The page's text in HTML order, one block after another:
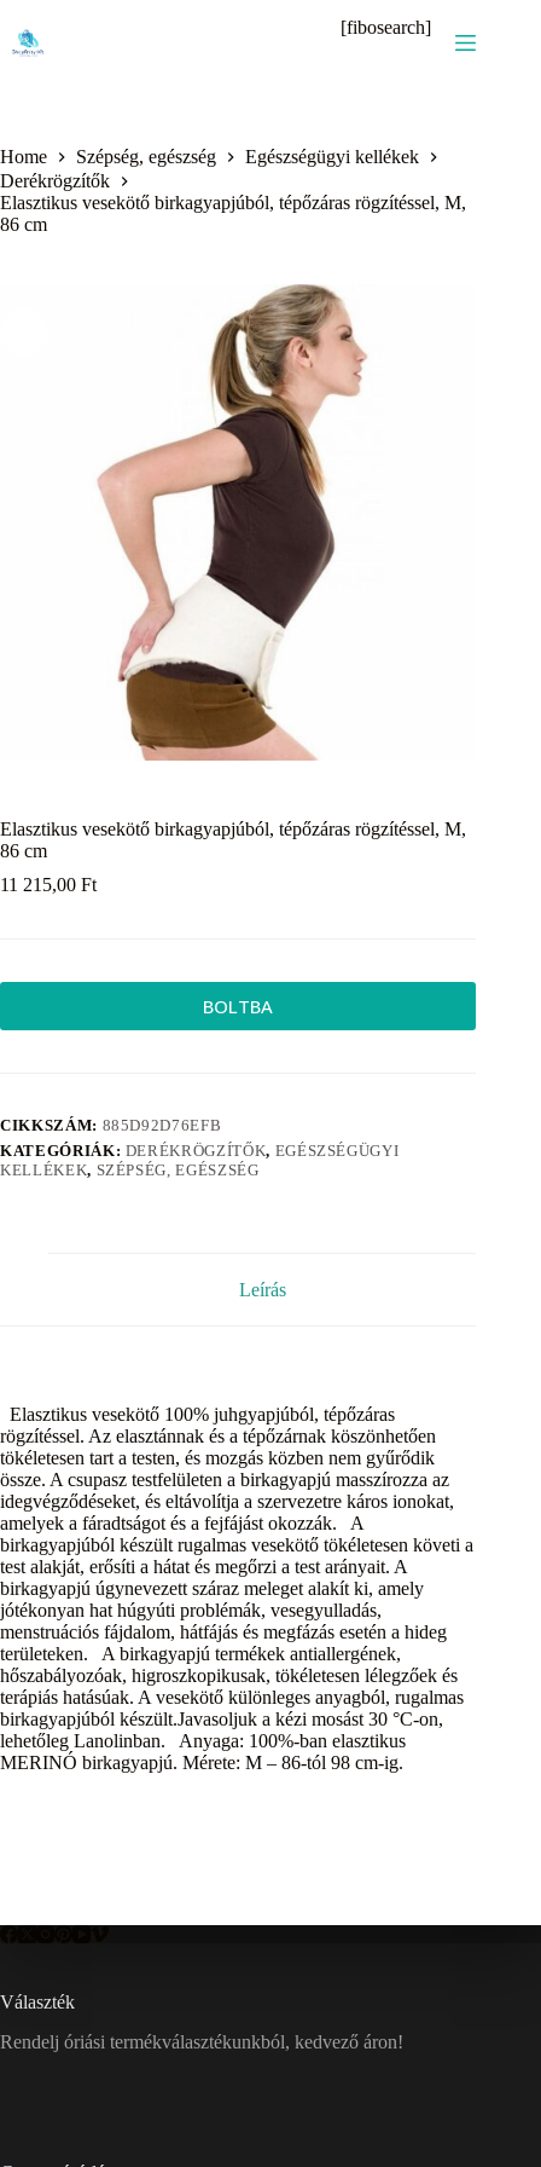
content
[fibosearch]
Home Szépség, egészség
Egészségügyi kellékek
Derékrögzítők
Elasztikus vesekötő birkagyapjúból, tépőzáras rögzítéssel, M,
86 cm
Elasztikus vesekötő birkagyapjúból, tépőzáras rögzítéssel, M,
86 cm
11 215,00 Ft
BOLTBA
CIKKSZÁM: 885D92D76EFB
KATEGÓRIÁK: DERÉKRÖGZÍTŐK, EGÉSZSÉGÜGYI
KELLÉKEK, SZÉPSÉG, EGÉSZSÉG
Leírás
Elasztikus vesekötő 100% juhgyapjúból, tépőzáras
rögzítéssel. Az elasztánnak és a tépőzárnak köszönhetően
tökéletesen tart a testen, és mozgás közben nem gyűrődik
össze. A csupasz testfelületen a birkagyapjú masszírozza az
idegvégződéseket, és eltávolítja a szervezetre káros ionokat,
amelyek a fáradtságot és a fejfájást okozzák. A
birkagyapjúból készült rugalmas vesekötő tökéletesen követi a
test alakját, erősíti a hátat és megőrzi a test arányait. A
birkagyapjú úgynevezett száraz meleget alakít ki, amely
jótékonyan hat húgyúti problémák, vesegyulladás,
menstruációs fájdalom, hátfájás és megfázás esetén a hideg
területeken. A birkagyapjú termékek antiallergének,
hőszabályozóak, higroszkopikusak, tökéletesen lélegzőek és
terápiás hatásúak. A vesekötő különleges anyagból, rugalmas
birkagyapjúból készült.Javasoljuk a kézi mosást 30 °C-on,
lehetőleg Lanolinban. Anyaga: 100%-ban elasztikus
MERINÓ birkagyapjú. Mérete: M – 86-tól 98 cm-ig.
Választék
Rendelj óriási termékválasztékunkból, kedvező áron!